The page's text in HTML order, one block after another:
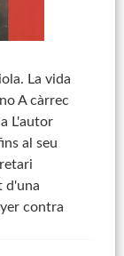
La vida
A càrrec
L'autor
al seu
d'una
contra